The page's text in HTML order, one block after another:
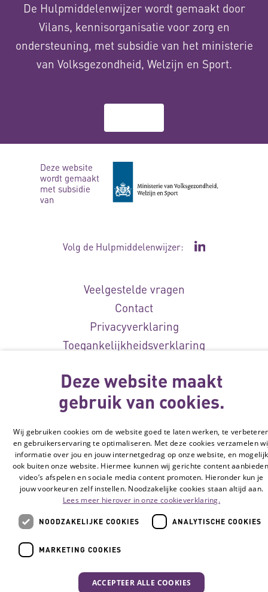
De Hulpmiddelenwijzer wordt gemaakt door
Vilans, kennisorganisatie voor zorg en
ondersteuning, met subsidie van het ministerie
van Volksgezondheid, Welzijn en Sport.
Deze website
wordt gemaakt
met subsidie
van
Volg de Hulpmiddelenwijzer: Ga naar de
Veelgestelde vragen
Contact
Privacyverklaring
Toegankelijkheidsverklaring
Cookie-instellingen
© Vilans, 2026
Deze website maakt
gebruik van cookies.
Wij gebruiken cookies om de website goed te laten werken, te
en gebruikerservaring te optimaliseren. Met deze cookies verzamelen
informatie over jou en jouw internetgedrag op onze website, en mogelijk
ook buiten onze website. Hiermee kunnen wij gerichte content
video’s afspelen en sociale media content promoten. Hieronder kun je
jouw voorkeuren zelf instellen. Noodzakelijke cookies staan altijd aan.
Lees meer hierover in onze cookieverklaring.
NOODZAKELIJKE COOKIES ANALYTISCHE COOKIES
MARKETING COOKIES
ACCEPTEER ALLE COOKIES